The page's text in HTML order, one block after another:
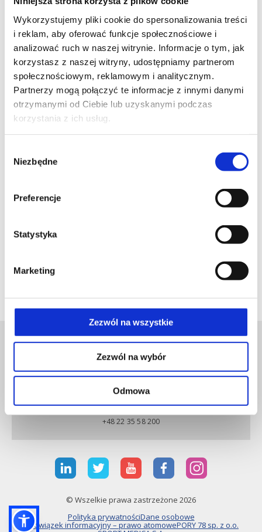
Wykorzystujemy pliki cookie do spersonalizowania treści
i reklam, aby oferować funkcje społecznościowe i
analizować ruch w naszej witrynie. Informacje o tym, jak
korzystasz z naszej witryny, udostępniamy partnerom
społecznościowym, reklamowym i analitycznym.
Partnerzy mogą połączyć te informacje z innymi danymi
otrzymanymi od Ciebie lub uzyskanymi podczas
korzystania z ich usług.
zgody
Niezbędne
Preferencje
Statystyka
Marketing
Zezwól na wszystkie
Zezwól na wybór
Odmowa
Dr Urszula Zdanowicz, ortopeda traumatolog w
Carolina Medical Center, gościła w poniedziałek w
popołudniowym programie informacyjnym
Superstacji. Tematem dyskusji w studiu były skandale
dopingowe ostatnich miesięcy i coraz częściej
Zdanowicz podkreśliła, że najważniejsze instytucje
zalegalizowaniu dopingu i będą konsekwentnie dążyć
do zapewnienia czystej, sprawiedliwej rywalizacji
Dr Urszula Zdanowicz
od wielu lat zajmuje się
Zwalczania Dopingu i Promocji Czystego Sportu
Antydopingowym przy Komisji Medycznej PZPN.
LUX MED SZPITAL CAROLINA
+48 22 35 58 200
© Wszelkie prawa zastrzeżone 2026
Polityka prywatnościDane osobowe
Obowiązek informacyjny – prawo atomowePORY 78 sp. z o.o.